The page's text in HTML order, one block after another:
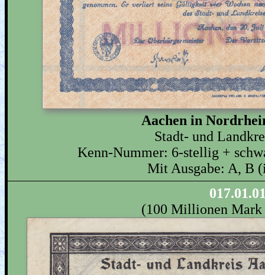
Aachen in
Stadt- und
Kenn-Nummer: 6-stellig +
Mit Ausgabe: A, B
(100 Millionen Mark